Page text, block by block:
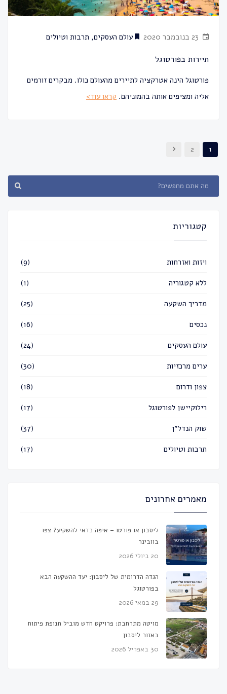
עולם העסקים, תרבות וטיולים
תיירות בפורטוגל
פורטוגל הינה אטרקציה לתיירים מהעולם כולו. מבקרים זורמים
אליה ומציפים אותה בהמוניהם. קראו עוד>
1
2
קטגוריות
ויזות ואזרחות (9)
ללא קטגוריה (1)
מדריך השקעה (25)
נכסים (16)
עולם העסקים (24)
ערים מרכזיות (30)
צפון ודרום (18)
רילוקיישן לפורטוגל (17)
שוק הנדל״ן (37)
תרבות וטיולים (17)
מאמרים אחרונים
ליסבון או פורטו – איפה כדאי להשקיע? צפו
בוובינר
20 ביולי 2026
הגדה הדרומית של ליסבון: יעד ההשקעה הבא
בפורטוגל
29 במאי 2026
מויטה מתרחבת: פרויקט חדש מוביל תנופת פיתוח
באזור ליסבון
30 באפריל 2026